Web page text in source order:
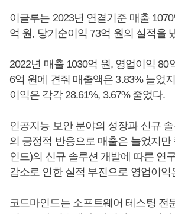
이글루는 2023년 연결기준 매출
억 원, 당기순이익 73억 원의 실적을
2022년 매출 1030억 원, 영업이익 80
6억 원에 견줘 매출액은 3.83% 늘었
이익은 각각 28.61%, 3.67% 줄었다.
인공지능 보안 분야의 성장과 신규
의 긍정적 반응으로 매출은 늘었지만
인드)의 신규 솔루션 개발에 따른 연
감소로 인한 실적 부진으로 영업이익
코드마인드는 소프트웨어 테스팅 전